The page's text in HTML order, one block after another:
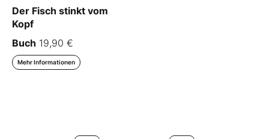
Der Fisch stinkt vom
Kopf
Buch 19,90 €
Mehr Informationen